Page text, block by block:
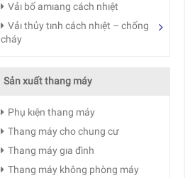
Vảı bố amıang cách nhıệt
Vảı thủy tınh cách nhıệt – chống
cháy
Sản xuất thang máy
Phụ kıện thang máy
Thang máy cho chung cư
Thang máy gıa đình
Thang máy không phòng máy